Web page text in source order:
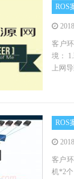
ROS
客户
境：
上网
ROS
客户
机*2